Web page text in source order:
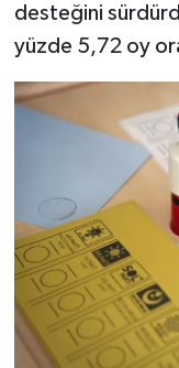
desteğini
yüzde 5,72 oy